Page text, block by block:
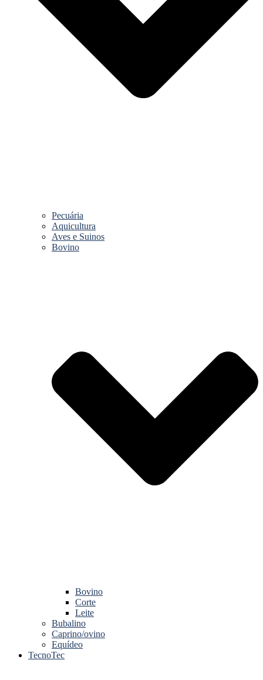
Pecuária
Aquicultura
Aves e Suinos
Bovino
Bovino
Corte
Leite
Bubalino
Caprino/ovino
Equídeo
TecnoTec